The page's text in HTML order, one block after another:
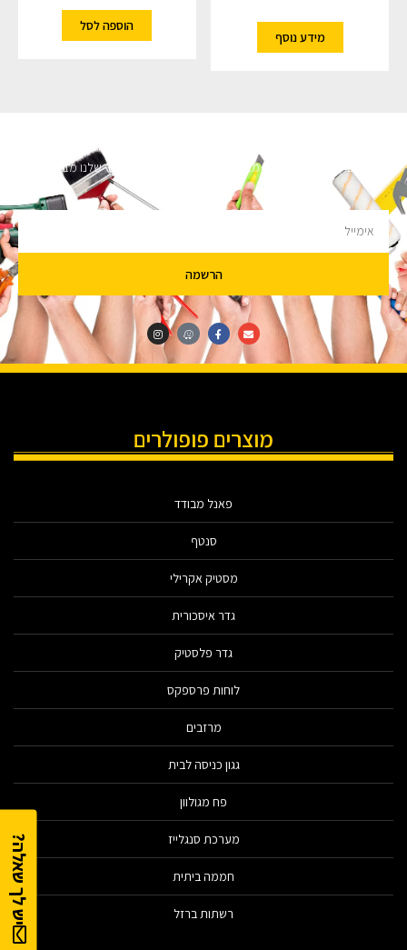
יש לך שאלה?
מידע נוסף
הוספה לסל
השארו מעודכנים
מעוניינים לקבל עדכונים על מבצעים והנחות הירשמו לניוזלטר שלנו מבטיחים לא
הרשמה
מוצרים פופולרים
פאנל מבודד
סנטף
מסטיק אקרילי
גדר איסכורית
גדר פלסטיק
לוחות פרספקס
מרזבים
גגון כניסה לבית
פח מגולוון
מערכת סנגלייז
חממה ביתית
רשתות ברזל